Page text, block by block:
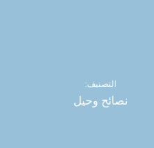
التصنيف:
نصائح وحيل